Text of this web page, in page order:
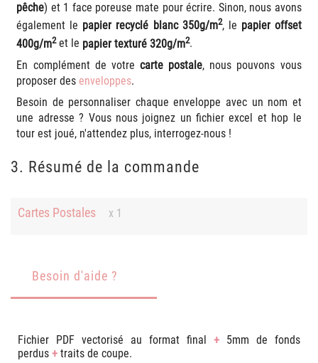
pêche) et 1 face poreuse mate pour écrire. Sinon, nous avons
également le papier recyclé blanc 350g/m2, le papier offset
400g/m2et le papier texturé 320g/m2.
En complément de votre carte postale, nous pouvons vous
proposer des enveloppes.
Besoin de personnaliser chaque enveloppe avec un nom et
une adresse ? Vous nous joignez un fichier excel et hop le
tour est joué, n'attendez plus, interrogez-nous !
3. Résumé de la commande
Cartes Postales x 1
Besoin d'aide ?
Fichier PDF vectorisé au format final + 5mm de fonds
perdus + traits de coupe.